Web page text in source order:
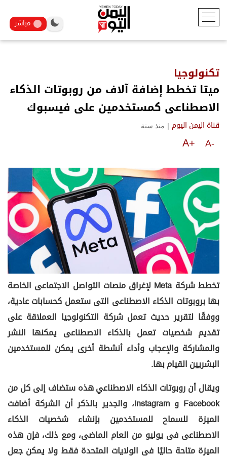
مباشر
تكنولوجيا
ميتا تخطط إضافة آلاف من روبوتات الذكاء
الاصطناعى كمستخدمين على فيسبوك
قناة اليمن اليوم | منذ سنة
A-
A+
تخطط شركة Meta لإغراق منصات التواصل الاجتماعى الخاصة
بها بروبوتات الذكاء الاصطناعى التى ستعمل كحسابات عادية،
ووفقًا لتقرير حديث تعمل شركة التكنولوجيا العملاقة على
تقديم شخصيات تعمل بالذكاء الاصطناعى يمكنها النشر
والمشاركة والإعجاب وأداء أنشطة أخرى يمكن للمستخدمين
البشريين القيام بها.
ويقال أن روبوتات الذكاء الاصطناعي هذه ستضاف إلى كل من
Facebook و Instagram، والجدير بالذكر أن الشركة أضافت
الميزة للسماح للمستخدمين بإنشاء شخصيات الذكاء
الاصطناعى فى يوليو من العام الماضى، ومع ذلك، فإن هذه
الميزة متاحة حاليًا فى الولايات المتحدة فقط ولا يمكن جعل